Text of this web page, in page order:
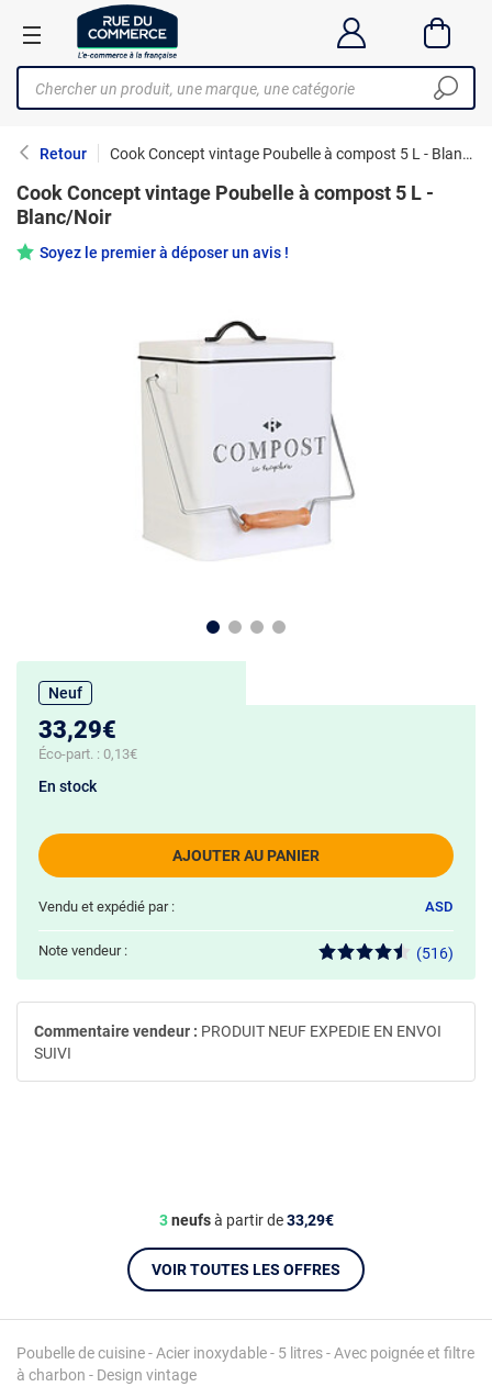
Retour Cook Concept vintage Poubelle à compost 5 L - Blanc/Noir
Cook Concept vintage Poubelle à compost 5 L -
Blanc/Noir
Soyez le premier à déposer un avis !
Poubelle de cuisine - Acier inoxydable - 5 litres - Avec poignée et filtre
à charbon - Design vintage
Neuf
33,29€
Éco-part. : 0,13€
AJOUTER AU PANIER
En stock
Vendu et expédié par : ASD
Note vendeur : (516)
3neufsà partir de33,29€
VOIR TOUTES LES OFFRES
Commentaire vendeur : PRODUIT NEUF EXPEDIE EN ENVOI
SUIVI